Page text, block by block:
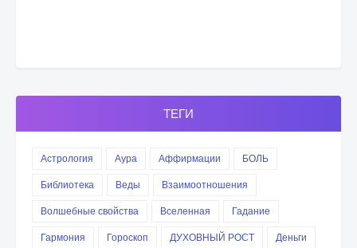
ТЕГИ
Астрология Аура Аффирмации
БОЛЬ
Библиотека
Веды
Взаимоотношения
Волшебные свойства
Вселенная
Гадание
Гармония
Гороскоп ДУХОВНЫЙ РОСТ
Деньги